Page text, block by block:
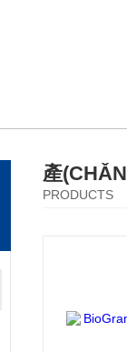
產
PRODUCTS